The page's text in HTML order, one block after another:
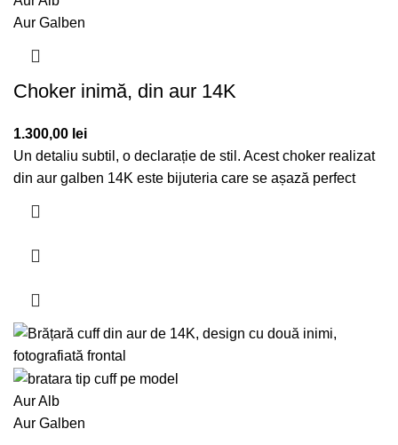
Aur Galben
Choker inimă, din aur 14K
1.300,00 lei
Un detaliu subtil, o declarație de stil. Acest choker realizat
din aur galben 14K este bijuteria care se așază perfect
Aur Alb
Aur Galben